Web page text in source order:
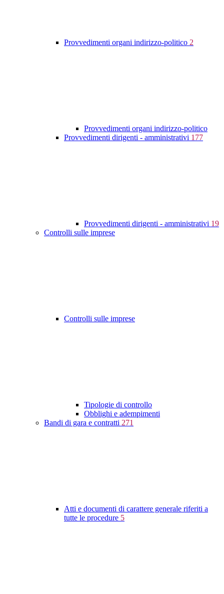
Provvedimenti organi indirizzo-politico 2
Provvedimenti organi indirizzo-politico
Provvedimenti dirigenti - amministrativi 177
Provvedimenti dirigenti - amministrativi 19
Controlli sulle imprese
Controlli sulle imprese
Tipologie di controllo
Obblighi e adempimenti
Bandi di gara e contratti 271
Atti e documenti di carattere generale riferiti a
tutte le procedure 5